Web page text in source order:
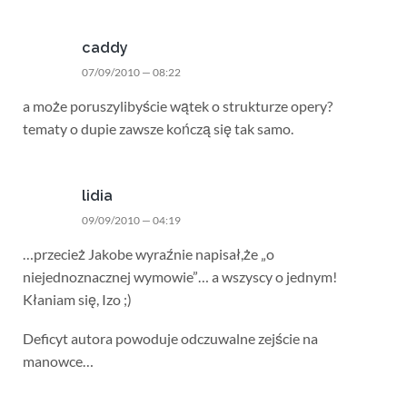
caddy
07/09/2010 — 08:22
a może poruszylibyście wątek o strukturze opery?
tematy o dupie zawsze kończą się tak samo.
lidia
09/09/2010 — 04:19
…przecież Jakobe wyraźnie napisał,że „o
niejednoznacznej wymowie”… a wszyscy o jednym!
Kłaniam się, Izo ;)
Deficyt autora powoduje odczuwalne zejście na
manowce…